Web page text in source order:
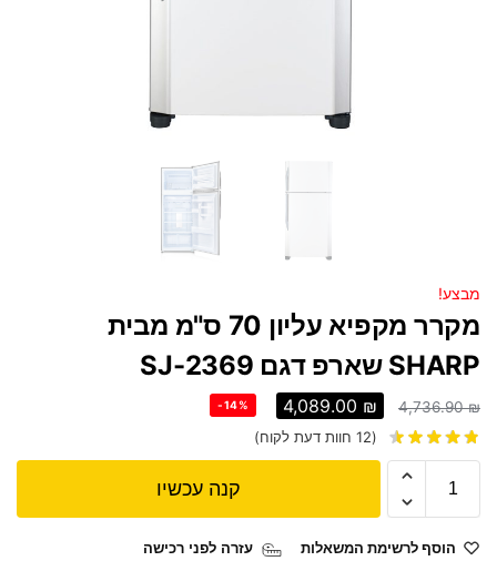
מבצע!
מקרר מקפיא עליון 70 ס"מ מבית
SHARP שארפ דגם SJ-2369
4,736.90₪
4,089.00 ₪
-14%
(
12 חוות דעת לקוח)
קנה עכשיו
הוסף לרשימת המשאלות עזרה לפני רכישה